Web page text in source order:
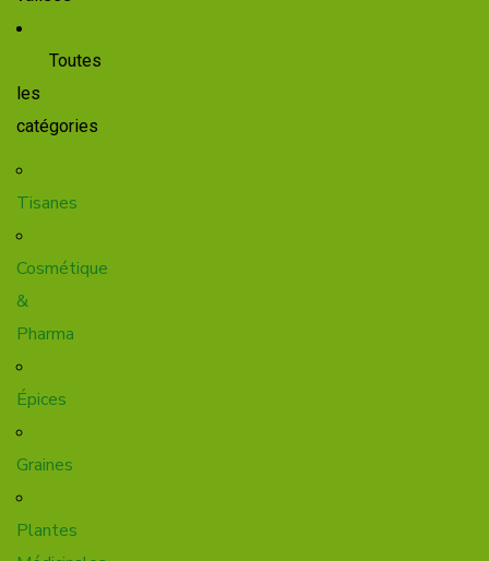
Toutes
les
catégories
Tisanes
Cosmétique
&
Pharma
Épices
Graines
Plantes